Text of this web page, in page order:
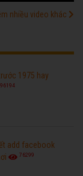
nhiều video khác
1975 hay
96194
add facebook
76299